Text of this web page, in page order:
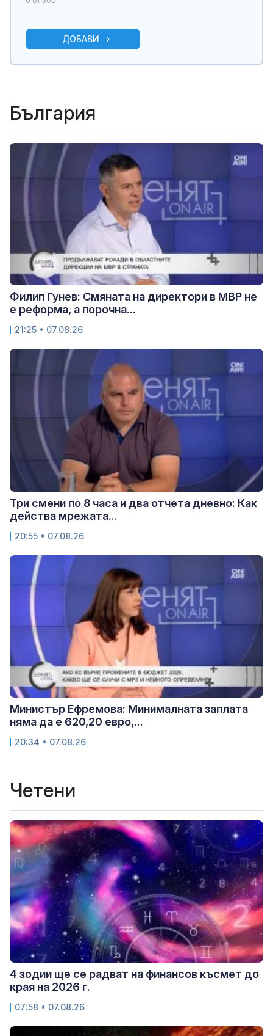
ДОБАВИ
България
Филип Гунев: Смяната на директори в МВР не
е реформа, а порочна...
21:25 • 07.08.26
Три смени по 8 часа и два отчета дневно: Как
действа мрежата...
20:55 • 07.08.26
Министър Ефремова: Минималната заплата
няма да е 620,20 евро,...
20:34 • 07.08.26
Четени
4 зодии ще се радват на финансов късмет до
края на 2026 г.
07:58 • 07.08.26